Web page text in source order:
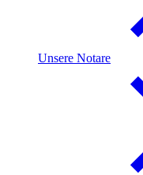
Unsere Notare